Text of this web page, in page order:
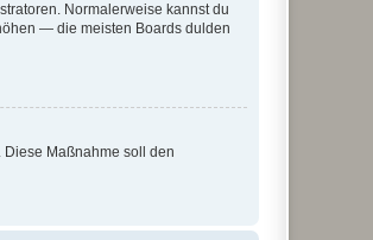
Normalerweise kannst du
— die meisten Boards dulden
Maßnahme soll den